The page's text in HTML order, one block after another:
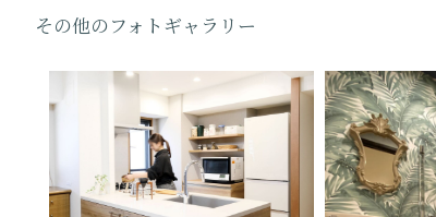
その他のフォトギャラリー